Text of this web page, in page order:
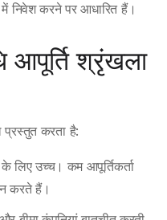
निवेश करने पर आधारित हैं।
श्रृंखला
प्रस्तुत करता है:
लिए उच्च। कम आपूर्तिकर्ता
करते हैं।